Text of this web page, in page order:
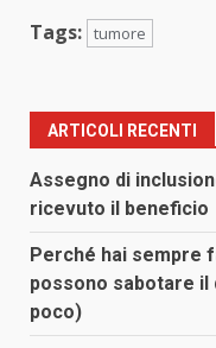
Tags: tumore
ARTICOLI RECENTI
Assegno di
ricevuto il beneficio
Perché hai sempre
possono sabotare il
poco)